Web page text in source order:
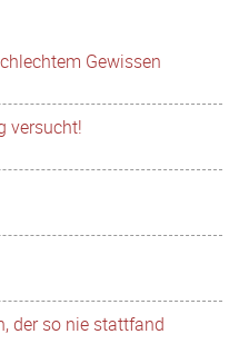
Gewissen
versucht!
der so nie stattfand